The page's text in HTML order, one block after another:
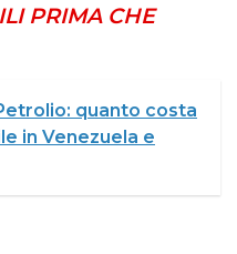
PRIMA CHE
quanto costa
in Venezuela e